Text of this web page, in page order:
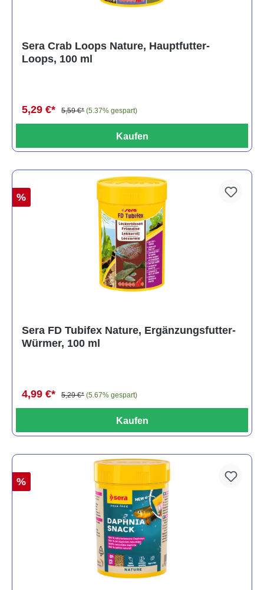
Sera Crab Loops Nature, Hauptfutter-
Loops, 100 ml
5,29 €* 5,59 €* (5.37% gespart)
Kaufen
%
Sera FD Tubifex Nature, Ergänzungsfutter-
Würmer, 100 ml
4,99 €* 5,29 €* (5.67% gespart)
Kaufen
%